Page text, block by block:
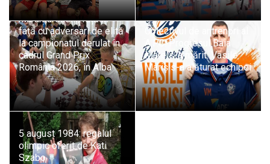
Nouă șahiști
maramureșeni, față în
față cu adversari de elită
la campionatul derulat în
cadrul Grand Prix
România 2026, în Alba
Colectivul de antrenori al
A.F.C. Progresul Baia
Mare s-a mărit: Vasile
Mariș s-a alăturat echipei
5 august 1984: regalul
olimpic oferit de Kati
Szabo